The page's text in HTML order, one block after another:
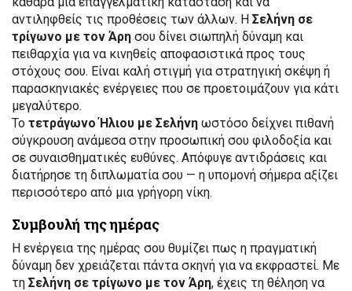
αντιληφθείς τις προθέσεις των άλλων. Η Σελήνη σε
τρίγωνο με τον Άρη σου δίνει σιωπηλή δύναμη και
πειθαρχία για να κινηθείς αποφασιστικά προς τους
στόχους σου. Είναι καλή στιγμή για στρατηγική σκέψη ή
παρασκηνιακές ενέργειες που σε προετοιμάζουν για κάτι
μεγαλύτερο.
Το τετράγωνο Ήλιου με Σελήνη ωστόσο δείχνει πιθανή
σύγκρουση ανάμεσα στην προσωπική σου φιλοδοξία και
σε συναισθηματικές ευθύνες. Απόφυγε αντιδράσεις και
διατήρησε τη διπλωματία σου — η υπομονή σήμερα αξίζει
περισσότερο από μια γρήγορη νίκη.
Συμβουλή της ημέρας
Η ενέργεια της ημέρας σου θυμίζει πως η πραγματική
δύναμη δεν χρειάζεται πάντα σκηνή για να εκφραστεί. Με
τη Σελήνη σε τρίγωνο με τον Άρη, έχεις τη θέληση να